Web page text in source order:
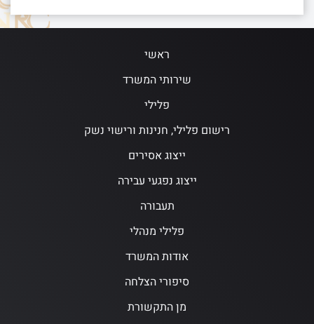
ראשי
שירותי המשרד
פלילי
רישום פלילי, חנינות ורישוי נשק
ייצוג אסירים
ייצוג נפגעי עבירה
תעבורה
פלילי מנהלי
אודות המשרד
סיפורי הצלחה
מן התקשורת